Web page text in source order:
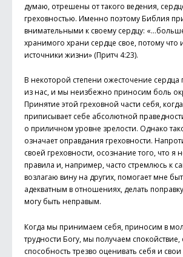
думаю, отрешены от такого ведения,
греховностью. Именно поэтому Библия
внимательными к своему сердцу:
хранимого храни сердце свое, потому что
источники жизни» (Притч 4:23).
В некоторой степени ожесточение
из нас, и мы неизбежно приносим боль
Принятие этой греховной части себя,
приписывает себе абсолютной
о приличном уровне зрелости. Однако
означает оправдания греховности.
своей греховности, осознание того, что я
правила и, например, часто стремлюсь к
возлагаю вину на других, помогает мне
адекватным в отношениях, делать
могу быть неправым.
Когда мы принимаем себя, приносим в
трудности Богу, мы получаем
способность трезво оценивать себя и